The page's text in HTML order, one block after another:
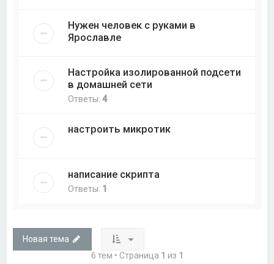
Нужен человек с руками в
Ярославле
Настройка изолированной подсети
в домашней сети
Ответы:4
настроить микротик
написание скрипта
Ответы: 1
Новая тема
6 тем • Страница 1 из 1